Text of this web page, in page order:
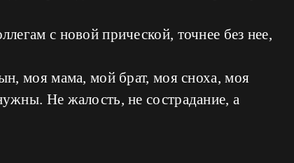
с новой прической, точнее без нее,
моя мама, мой брат, моя сноха, моя
Не жалость, не сострадание, а